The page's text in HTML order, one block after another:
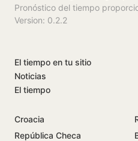
Pronóstico del tiempo
Version: 0.2.2
El tiempo en tu sitio
Noticias
El tiempo
Croacia
República Checa